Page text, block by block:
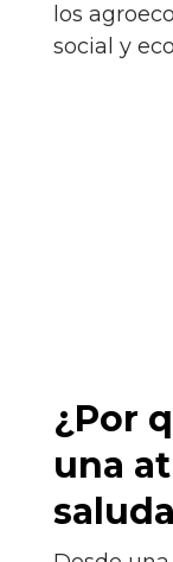
los
social y
¿Por
una